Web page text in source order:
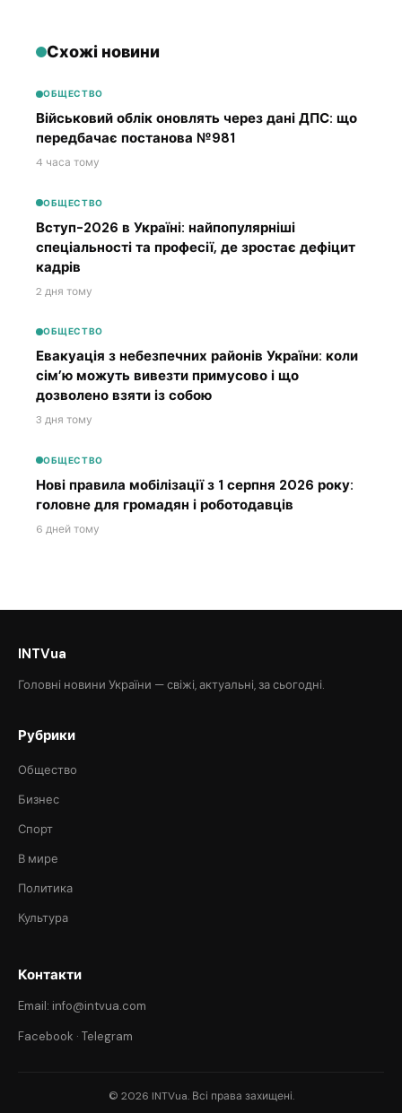
Схожі новини
ОБЩЕСТВО
Військовий облік оновлять через дані ДПС: що
передбачає постанова №981
4 часа тому
ОБЩЕСТВО
Вступ-2026 в Україні: найпопулярніші
спеціальності та професії, де зростає дефіцит
кадрів
2 дня тому
ОБЩЕСТВО
Евакуація з небезпечних районів України: коли
сім’ю можуть вивезти примусово і що
дозволено взяти із собою
3 дня тому
ОБЩЕСТВО
Нові правила мобілізації з 1 серпня 2026 року:
головне для громадян і роботодавців
6 дней тому
INTVua
Головні новини України — свіжі, актуальні, за сьогодні.
Рубрики
Общество
Бизнес
Спорт
В мире
Политика
Культура
Контакти
Email: info@intvua.com
Facebook · Telegram
© 2026 INTVua. Всі права захищені.